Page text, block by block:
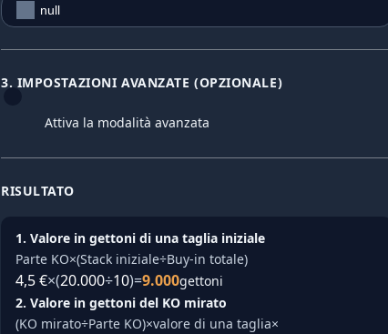
3. IMPOSTAZIONI AVANZATE (OPZIONALE)
Attiva la modalità avanzata
RISULTATO
1. Valore in gettoni di una taglia iniziale
Parte KO×(Stack iniziale÷Buy-in totale)
4,5 €×(20.000÷10)=9.000gettoni
2. Valore in gettoni del KO mirato
(KO mirato÷Parte KO)×valore di una taglia×